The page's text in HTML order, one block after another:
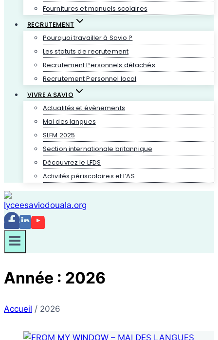
Fournitures et manuels scolaires
RECRUTEMENT
Pourquoi travailler à Savio ?
Les statuts de recrutement
Recrutement Personnels détachés
Recrutement Personnel local
VIVRE A SAVIO
Actualités et évènements
Mai des langues
SLFM 2025
Section internationale britannique
Découvrez le LFDS
Activités périscolaires et l’AS
Année : 2026
Accueil / 2026